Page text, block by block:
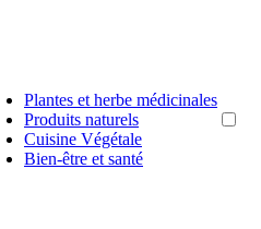
plantes et légumes pour notre santé
Plantes et herbe médicinales
Produits naturels
Cuisine Végétale
Bien-être et santé